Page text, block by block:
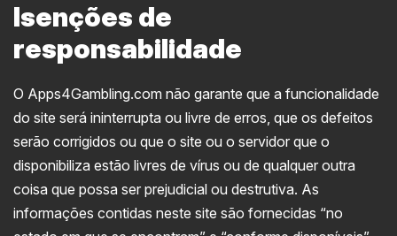
Isenções de
responsabilidade
O Apps4Gambling.com não garante que a funcionalidade
do site será ininterrupta ou livre de erros, que os defeitos
serão corrigidos ou que o site ou o servidor que o
disponibiliza estão livres de vírus ou de qualquer outra
coisa que possa ser prejudicial ou destrutiva. As
informações contidas neste site são fornecidas “no